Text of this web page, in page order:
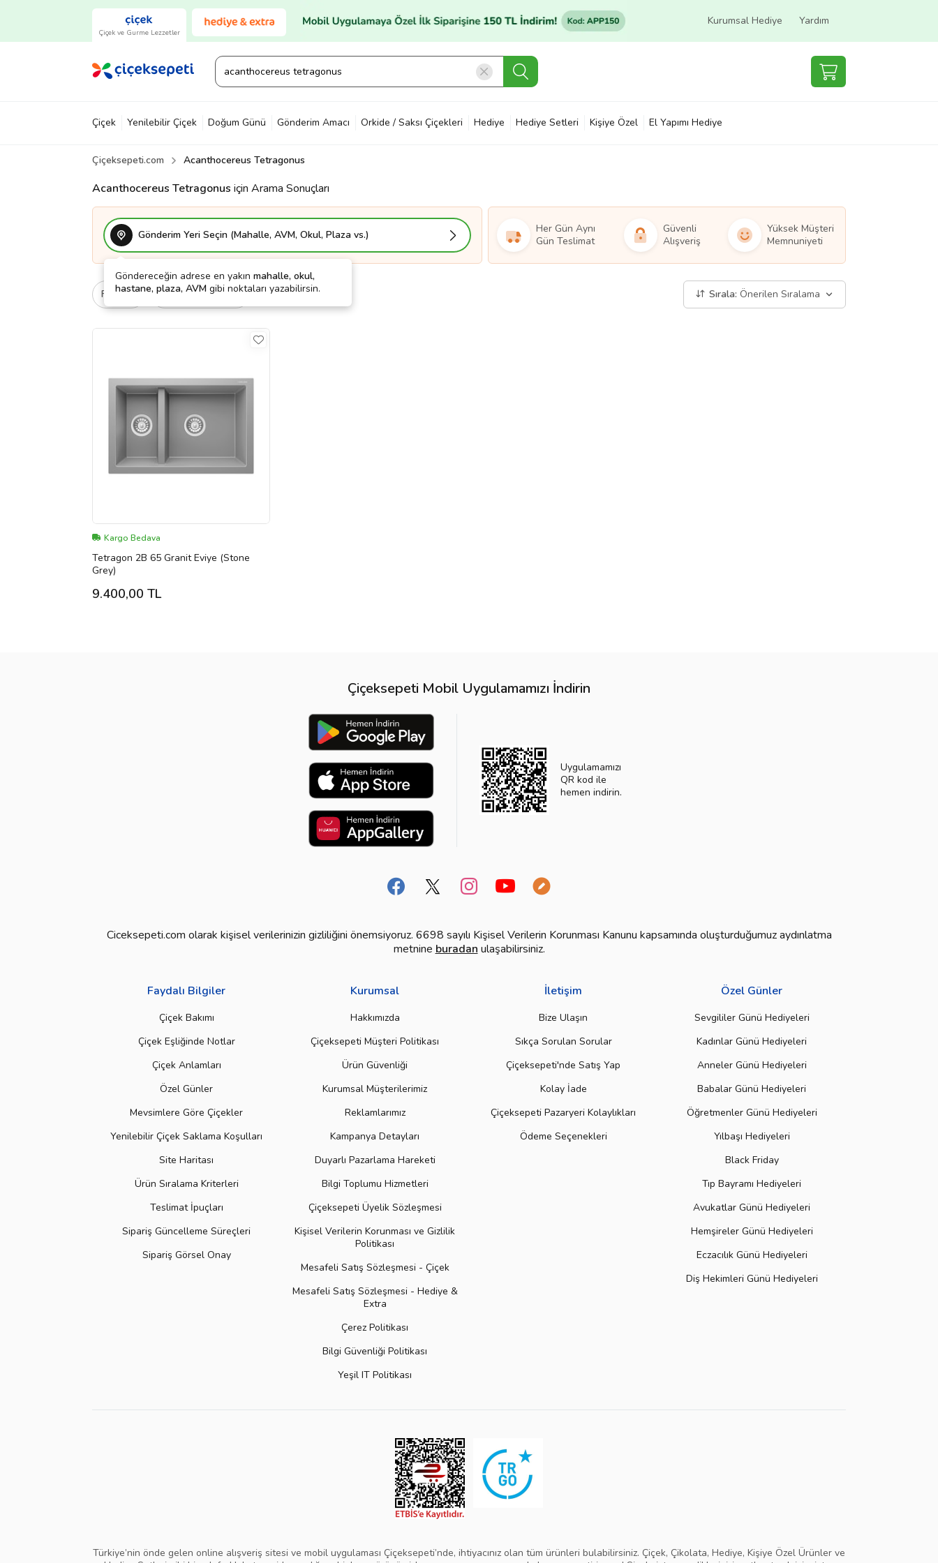
Çiçek ve Gurme Lezzetler
Kurumsal Hediye Yardım
Çiçek Yenilebilir Çiçek Doğum Günü Gönderim Amacı Orkide / Saksı Çiçekleri Hediye Hediye Setleri Kişiye Özel El Yapımı Hediye
Çiçeksepeti.com Acanthocereus Tetragonus
Acanthocereus Tetragonus için Arama Sonuçları
Gönderim Yeri Seçin (Mahalle, AVM, Okul, Plaza vs.)
Göndereceğin adrese en yakın mahalle, okul,
hastane, plaza, AVM gibi noktaları yazabilirsin.
Her Gün Aynı
Gün Teslimat
Güvenli
Alışveriş
Yüksek Müşteri
Memnuniyeti
Fiyat Kargo Bedava Sırala: Önerilen Sıralama
Kargo Bedava
Tetragon 2B 65 Granit Eviye (Stone
Grey)
9.400,00 TL
Çiçeksepeti Mobil Uygulamamızı İndirin
Uygulamamızı
QR kod ile
hemen indirin.
Ciceksepeti.com olarak kişisel verilerinizin gizliliğini önemsiyoruz. 6698 sayılı Kişisel Verilerin Korunması Kanunu kapsamında oluşturduğumuz aydınlatma
metnine buradan ulaşabilirsiniz.
Faydalı Bilgiler
Çiçek Bakımı
Çiçek Eşliğinde Notlar
Çiçek Anlamları
Özel Günler
Mevsimlere Göre Çiçekler
Yenilebilir Çiçek Saklama Koşulları
Site Haritası
Ürün Sıralama Kriterleri
Teslimat İpuçları
Sipariş Güncelleme Süreçleri
Sipariş Görsel Onay
Kurumsal
Hakkımızda
Çiçeksepeti Müşteri Politikası
Ürün Güvenliği
Kurumsal Müşterilerimiz
Reklamlarımız
Kampanya Detayları
Duyarlı Pazarlama Hareketi
Bilgi Toplumu Hizmetleri
Çiçeksepeti Üyelik Sözleşmesi
Kişisel Verilerin Korunması ve Gizlilik
Politikası
Mesafeli Satış Sözleşmesi - Çiçek
Mesafeli Satış Sözleşmesi - Hediye &
Extra
Çerez Politikası
Bilgi Güvenliği Politikası
Yeşil IT Politikası
İletişim
Bize Ulaşın
Sıkça Sorulan Sorular
Çiçeksepeti'nde Satış Yap
Kolay İade
Çiçeksepeti Pazaryeri Kolaylıkları
Ödeme Seçenekleri
Özel Günler
Sevgililer Günü Hediyeleri
Kadınlar Günü Hediyeleri
Anneler Günü Hediyeleri
Babalar Günü Hediyeleri
Öğretmenler Günü Hediyeleri
Yılbaşı Hediyeleri
Black Friday
Tıp Bayramı Hediyeleri
Avukatlar Günü Hediyeleri
Hemşireler Günü Hediyeleri
Eczacılık Günü Hediyeleri
Diş Hekimleri Günü Hediyeleri
Türkiye’nin önde gelen online alışveriş sitesi ve mobil uygulaması Çiçeksepeti’nde, ihtiyacınız olan tüm ürünleri bulabilirsiniz. Çiçek, Çikolata, Hediye, Kişiye Özel Ürünler ve